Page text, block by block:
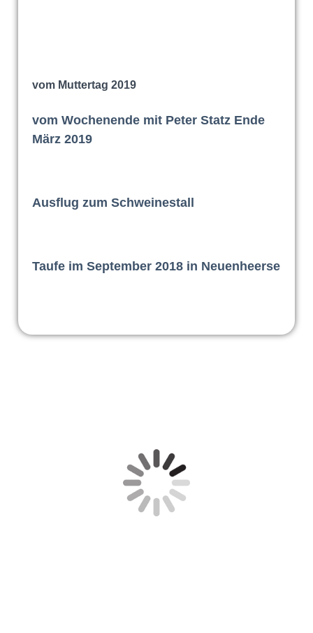
vom Muttertag 2019
vom Wochenende mit Peter Statz Ende
März 2019
Ausflug zum Schweinestall
Taufe im September 2018 in Neuenheerse